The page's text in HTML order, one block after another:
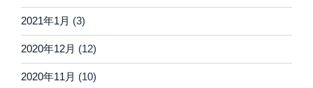
2021年1月 (3)
2020年12月 (12)
2020年11月 (10)